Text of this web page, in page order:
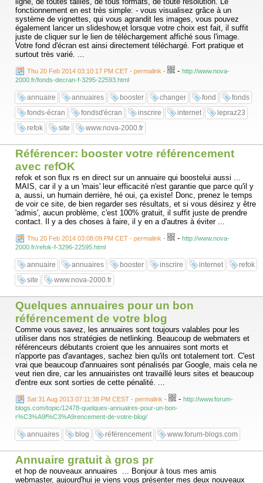
fonctionnement en est très simple: - vous visualisez grâce à un
système de vignettes, qui vous agrandit les images, vous pouvez
également lancer un slideshow,et lorsque votre choix est fait, il suffit
juste de cliquer sur le lien de téléchargement affiché sous l'image.
Votre fond d'écran est ainsi directement téléchargé. Fort pratique et
surtout très varié. ...
Thu 20 Feb 2014 03:10:17 PM CET - permalink - - http://www.nova-
2000.fr/fonds-decran-f-3295-22593.html
annuaire annuaires booster changer fond
fonds
fonds-écran
fondsd'écran inscrire internet
lepraz23
refok
site www.nova-2000.fr
Référencer: booster votre référencement
avec refOK
refok et son flux rs en direct sur un annuaire qui boostelui aussi ...
MAIS, car il y a un 'mais' leur efficacité n'est garantie que parce qu'il y
a, aussi, un humain derrière, hé oui, ça existe! Donc, prenez le temps
de voir ce site, de bien regarder ses résultats, et si vous désirez y être
'admis', aucun problème, c'est 100% gratuit, il suffit juste de prendre
contact. Il y a des choses à faire, il y en a d'autres à éviter ...
Thu 20 Feb 2014 03:08:09 PM CET - permalink - - http://www.nova-
2000.fr/refok-f-3296-22595.html
annuaire annuaires booster inscrire internet
refok
site
www.nova-2000.fr
Quelques annuaires pour un bon
référencement de votre blog
Comme vous savez, les annuaires sont toujours valables pour les
utiliser dans nos stratégies de netlinking. Beaucoup de webmaters et
référenceurs débutants croient que les annuaires sont morts et
n'apporte pas d'avantages, sachez bien qu'ils ont totalement tort. C'est
vrai que beaucoup d'annuaires sont pénalisés par Google, mais cela ne
veut rien dire, car les annuairistes ont travaillé leurs sites et beaucoup
d'entre eux sont sorties de cette pénalité. ...
Sat 31 Aug 2013 07:11:38 PM CEST - permalink - - http://www.forum-
blogs.com/topic/12478-quelques-annuaires-pour-un-bon-
r%C3%A9f%C3%A9rencement-de-votre-blog/
annuaires blog référencement www.forum-blogs.com
Annuaire gratuit à gros pr
et hop de nouveaux annuaires ... Bonjour à tous mes amis
webmaster, aujourd'hui je viens vous présenter mes deux nouveaux